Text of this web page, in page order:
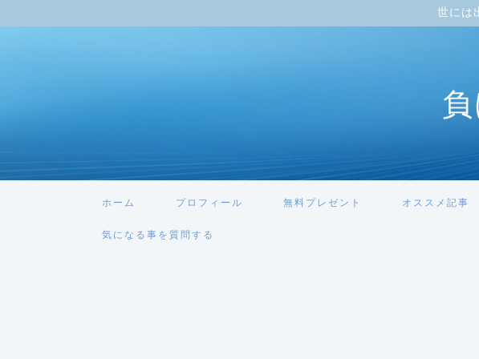
世には
ホーム プロフィール 無料プレゼント オススメ記事
気になる事を質問する